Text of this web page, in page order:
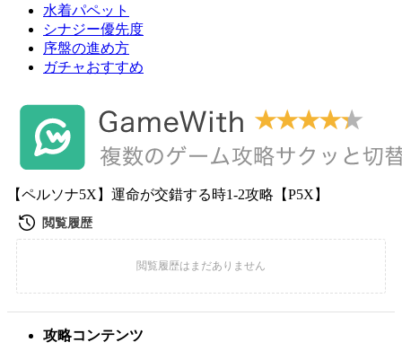
水着パペット
シナジー優先度
序盤の進め方
ガチャおすすめ
【ペルソナ5X】運命が交錯する時1-2攻略【P5X】
攻略コンテンツ